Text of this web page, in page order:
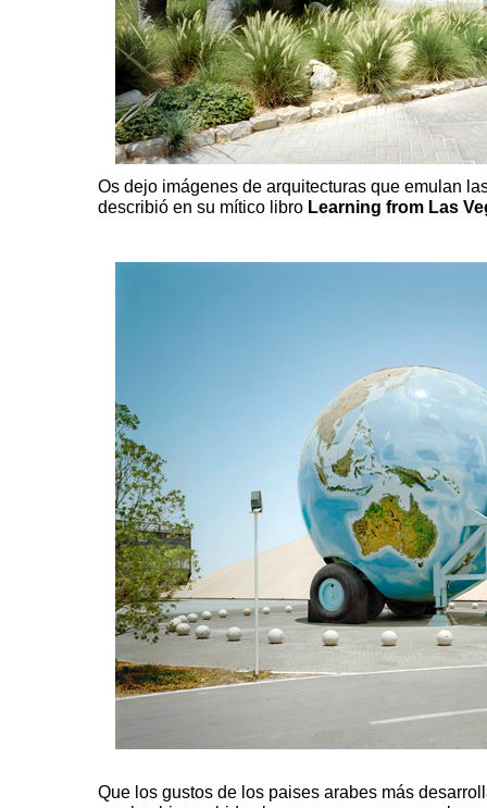
Os dejo imágenes de arquitecturas que emulan
describió en su mítico libro Learning from Las
Que los gustos de los paises arabes más